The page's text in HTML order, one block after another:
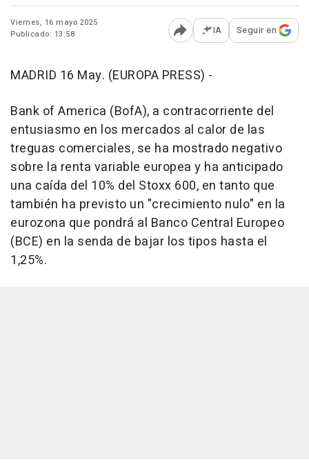
Viernes, 16 mayo 2025
Publicado: 13:58
Abrir opciones para
IA Seguir en
MADRID 16 May. (EUROPA PRESS) -
Bank of America (BofA), a contracorriente del
entusiasmo en los mercados al calor de las
treguas comerciales, se ha mostrado negativo
sobre la renta variable europea y ha anticipado
una caída del 10% del Stoxx 600, en tanto que
también ha previsto un "crecimiento nulo" en la
eurozona que pondrá al Banco Central Europeo
(BCE) en la senda de bajar los tipos hasta el
1,25%.